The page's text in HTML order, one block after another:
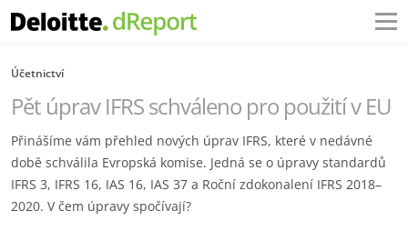
Účetnictví
Pět úprav IFRS schváleno pro použití v EU
Přinášíme vám přehled nových úprav IFRS, které v nedávné
době schválila Evropská komise. Jedná se o úpravy standardů
IFRS 3, IFRS 16, IAS 16, IAS 37 a Roční zdokonalení IFRS 2018–
2020. V čem úpravy spočívají?